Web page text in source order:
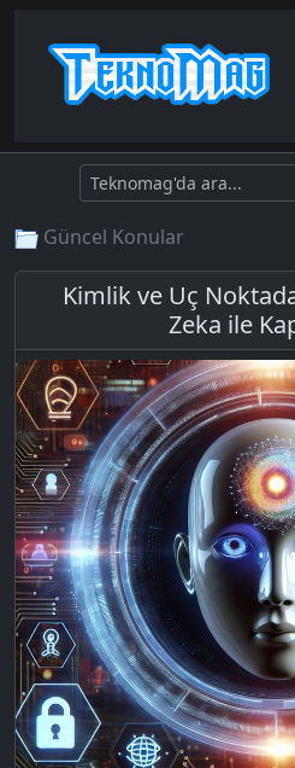
Güncel Konular
Kimlik ve Uç
Zeka ile